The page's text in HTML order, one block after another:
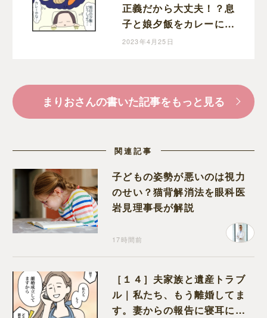
正義だから大丈夫！？息
子と娘夕飯をカレーにし
ようと決めた夜｜まりお
2023年4月25日
まりおさんの書いた記事をもっと見る
関連記事
子どもの姿勢が悪いのは視力
のせい？猫背解消法を眼科医
岩見理事長が解説
17時間前
［１４］夫家族と遺産トラブ
ル｜私たち、もう離婚してま
す。妻からの報告に寝耳に水